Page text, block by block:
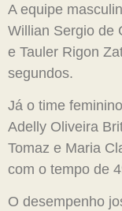
A equipe
Willian Sergio de
e Tauler Rigon
segundos.
Já o time
Adelly Oliveira
Tomaz e Maria
com o tempo de
O desempenho